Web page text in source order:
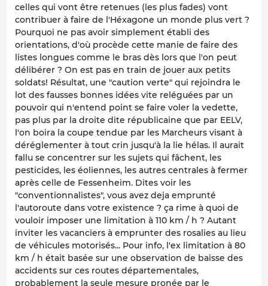
celles qui vont être retenues (les plus fades) vont
contribuer à faire de l'Héxagone un monde plus vert ?
Pourquoi ne pas avoir simplement établi des
orientations, d'où procède cette manie de faire des
listes longues comme le bras dès lors que l'on peut
délibérer ? On est pas en train de jouer aux petits
soldats! Résultat, une "caution verte" qui rejoindra le
lot des fausses bonnes idées vite reléguées par un
pouvoir qui n'entend point se faire voler la vedette,
pas plus par la droite dite républicaine que par EELV,
l'on boira la coupe tendue par les Marcheurs visant à
déréglementer à tout crin jusqu'à la lie hélas. Il aurait
fallu se concentrer sur les sujets qui fâchent, les
pesticides, les éoliennes, les autres centrales à fermer
après celle de Fessenheim. Dites voir les
"conventionnalistes", vous avez deja emprunté
l'autoroute dans votre existence ? ça rime à quoi de
vouloir imposer une limitation à 110 km / h ? Autant
inviter les vacanciers à emprunter des rosalies au lieu
de véhicules motorisés... Pour info, l'ex limitation à 80
km / h était basée sur une observation de baisse des
accidents sur ces routes départementales,
probablement la seule mesure pronée par le